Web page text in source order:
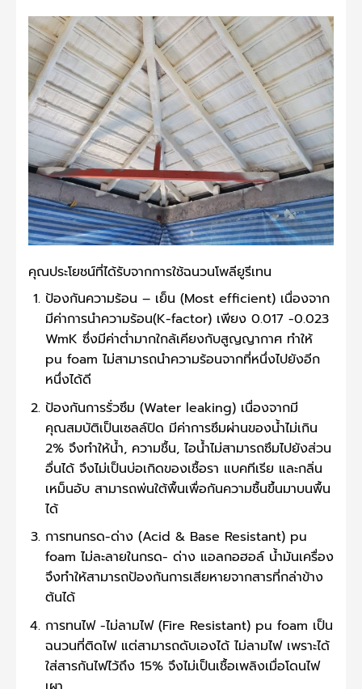
คุณประโยชน์ที่ได้รับจากการใช้ฉนวนโพลียูรีเทน
ป้องกันความร้อน – เย็น (Most efficient) เนื่องจาก
มีค่าการนำความร้อน(K-factor) เพียง 0.017 -0.023
WmK ซึ่งมีค่าต่ำมากใกล้เคียงกับสูญญากาศ ทำให้
pu foam ไม่สามารถนำความร้อนจากที่หนึ่งไปยังอีก
หนึ่งได้ดี
ป้องกันการรั่วซึม (Water leaking) เนื่องจากมี
คุณสมบัติเป็นเซลล์ปิด มีค่าการซึมผ่านของน้ำไม่เกิน
2% จึงทำให้น้ำ, ความชื้น, ไอน้ำไม่สามารถซึมไปยังส่วน
อื่นได้ จึงไม่เป็นบ่อเกิดของเชื้อรา แบคทีเรีย และกลิ่น
เหม็นอับ สามารถพ่นใต้พื้นเพื่อกันความชื้นขึ้นมาบนพื้น
ได้
การทนกรด-ด่าง (Acid & Base Resistant) pu
foam ไม่ละลายในกรด- ด่าง แอลกอฮอล์ น้ำมันเครื่อง
จึงทำให้สามารถป้องกันการเสียหายจากสารที่กล่าข้าง
ต้นได้
การทนไฟ -ไม่ลามไฟ (Fire Resistant) pu foam เป็น
ฉนวนที่ติดไฟ แต่สามารถดับเองได้ ไม่ลามไฟ เพราะได้
ใส่สารกันไฟไว้ถึง 15% จึงไม่เป็นเชื้อเพลิงเมื่อโดนไฟ